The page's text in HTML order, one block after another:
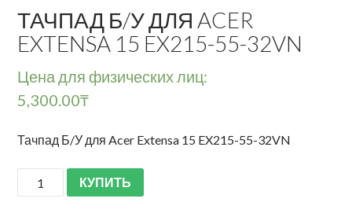
ТАЧПАД Б/У ДЛЯ ACER
EXTENSA 15 EX215-55-32VN
Цена для физических лиц:
5,300.00₸
Тачпад Б/У для Acer Extensa 15 EX215-55-32VN
КУПИТЬ